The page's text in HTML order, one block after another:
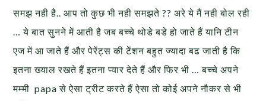
समझ नही है.. आप तो कुछ भी नही समझते ?? अरे ये मैं नही बोल रही
… ये बात सुनने में आती है जब बच्चे थोडे बडे हो जाते हैं यानि टीन
एज में आ जाते हैं और पेरेंट्स की टेंशन बहुत ज्यादा बढ जाती है कि
इतना ख्याल रखते हैं इतना प्यार देते हैं और फिर भी … बच्चे अपने
मम्मी papa से ऐसा ट्रीट करते हैं ऐसा तो कोई अपने नौकर से भी